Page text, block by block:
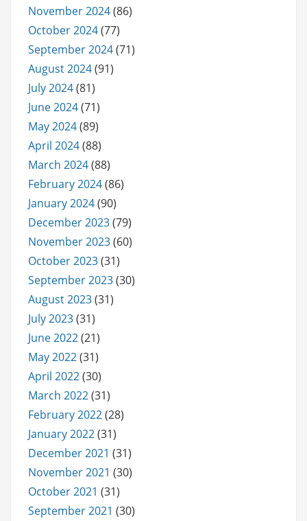
November 2024(86)
October 2024(77)
September 2024(71)
August 2024(91)
July 2024(81)
June 2024(71)
May 2024(89)
April 2024(88)
March 2024(88)
February 2024(86)
January 2024(90)
December 2023(79)
November 2023(60)
October 2023(31)
September 2023(30)
August 2023(31)
July 2023(31)
June 2022(21)
May 2022(31)
April 2022(30)
March 2022(31)
February 2022(28)
January 2022(31)
December 2021 (31)
November 2021 (30)
October 2021 (31)
September 2021 (30)